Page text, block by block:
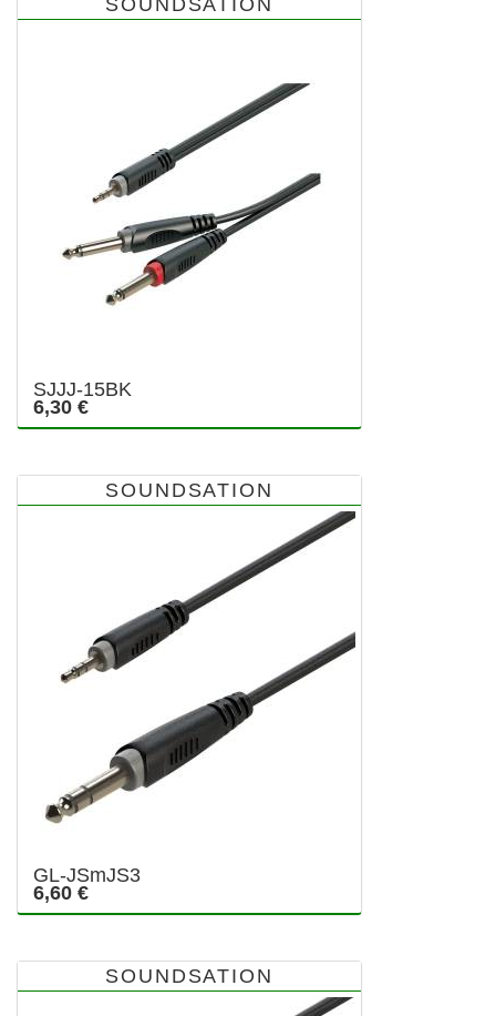
SOUNDSATION
SJJJ-15BK
6,30 €
SOUNDSATION
GL-JSmJS3
6,60 €
SOUNDSATION